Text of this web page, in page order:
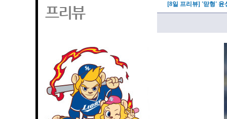
프리뷰 [8일 프리뷰] '맏형' 윤